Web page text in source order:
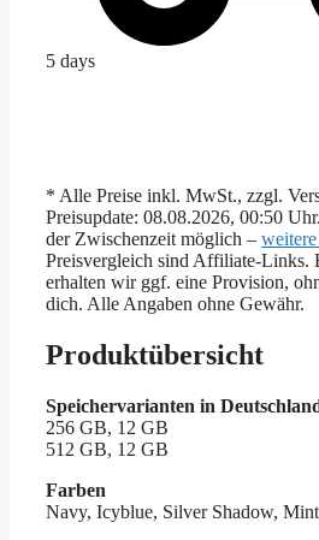
5 days
* Alle Preise inkl. MwSt., zzgl.
Preisupdate: 08.08.2026, 00:50
der Zwischenzeit möglich –
Preisvergleich sind Affiliate-Links.
erhalten wir ggf. eine Provision,
dich. Alle Angaben ohne Gewähr.
Produktübersicht
Speichervarianten in
256 GB, 12 GB
512 GB, 12 GB
Farben
Navy, Icyblue, Silver Shadow, Mint